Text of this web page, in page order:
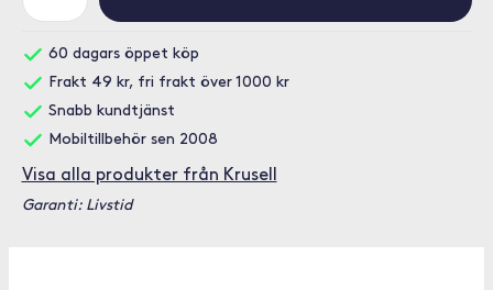
60 dagars öppet köp
Frakt 49 kr, fri frakt över 1000 kr
Snabb kundtjänst
Mobiltillbehör sen 2008
Visa alla produkter från Krusell
Garanti: Livstid